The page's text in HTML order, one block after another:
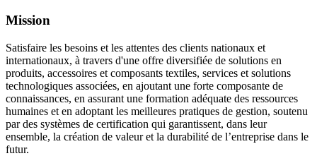
Mission
Satisfaire les besoins et les attentes des clients nationaux et
internationaux, à travers d'une offre diversifiée de solutions en
produits, accessoires et composants textiles, services et solutions
technologiques associées, en ajoutant une forte composante de
connaissances, en assurant une formation adéquate des ressources
humaines et en adoptant les meilleures pratiques de gestion, soutenu
par des systèmes de certification qui garantissent, dans leur
ensemble, la création de valeur et la durabilité de l’entreprise dans le
futur.